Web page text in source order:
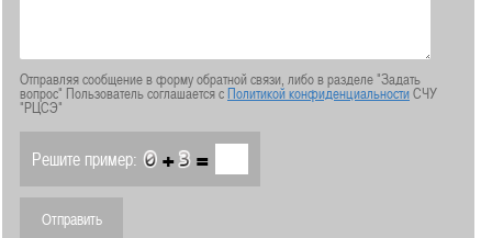
Отправляя сообщение в форму обратной связи, либо в разделе "Задать
вопрос" Пользователь соглашается сПолитикой конфиденциальностиСЧУ
"РЦСЭ"
Решите пример: + =